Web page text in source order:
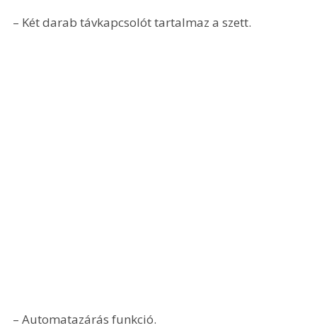
– Két darab távkapcsolót tartalmaz a szett.
– Automatazárás funkció.